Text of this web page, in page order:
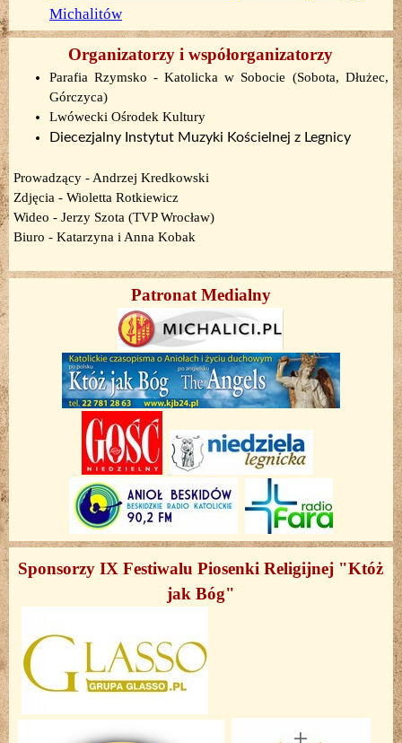
Michalitów
Organizatorzy i współorganizatorzy
Parafia Rzymsko - Katolicka w Sobocie (Sobota, Dłużec,
Górczyca)
Lwówecki Ośrodek Kultury
Diecezjalny Instytut Muzyki Kościelnej z Legnicy
Prowadzący - Andrzej Kredkowski
Zdjęcia - Wioletta Rotkiewicz
Wideo - Jerzy Szota (TVP Wrocław)
Biuro - Katarzyna i Anna Kobak
Patronat Medialny
Sponsorzy IX Festiwalu Piosenki Religijnej "Któż
jak Bóg"